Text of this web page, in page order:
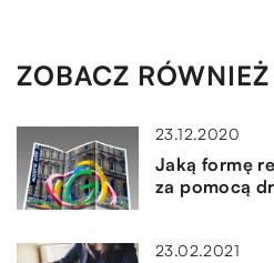
ZOBACZ RÓWNIEŻ
23.12.2020
Jaką formę
za pomocą
23.02.2021